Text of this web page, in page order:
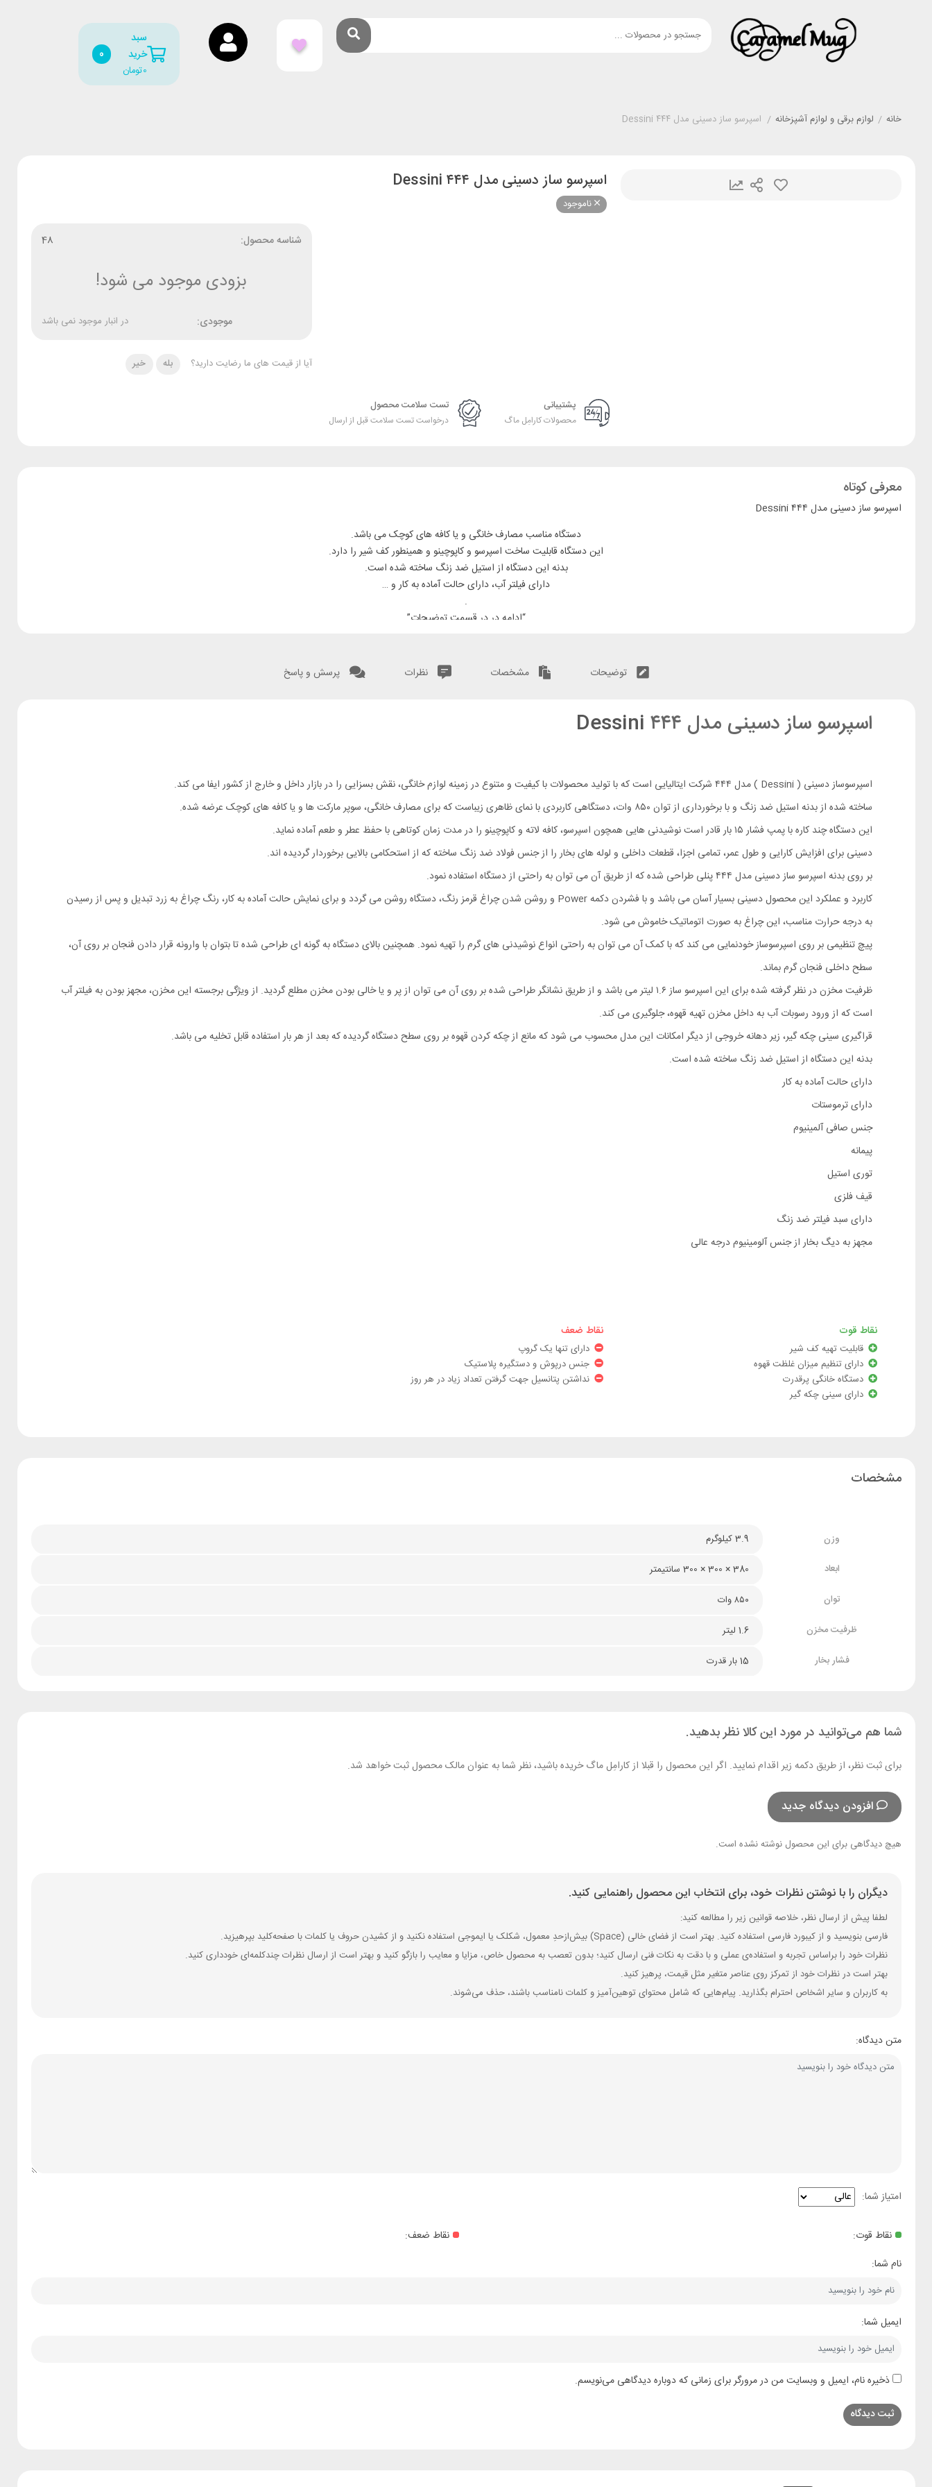
سبد
خرید
تومان0
0
خانه / لوازم برقی و لوازم آشپزخانه / اسپرسو ساز دسینی مدل ۴۴۴ Dessini
اسپرسو ساز دسینی مدل ۴۴۴ Dessini
ناموجود
شناسه محصول: 48
بزودی موجود می شود!
موجودی: در انبار موجود نمی باشد
آیا از قیمت های ما رضایت دارید؟ بله خیر
پشتیبانی
محصولات کارامِل ماگ
تست سلامت محصول
درخواست تست سلامت قبل از ارسال
معرفی کوتاه
اسپرسو ساز دسینی مدل ۴۴۴ Dessini
دستگاه مناسب مصارف خانگی و یا کافه های کوچک می باشد.
این دستگاه قابلیت ساخت اسپرسو و کاپوچینو و همینطور کف شیر را دارد.
بدنه این دستگاه از استیل ضد زنگ ساخته شده است.
دارای فیلتر آب، دارای حالت آماده به کار و …
.
“ادامه در در قسمت توضیحات”
توضیحات مشخصات نظرات پرسش و پاسخ
اسپرسو ساز دسینی مدل ۴۴۴
اسپرسوساز دسینی ( Dessini ) مدل ۴۴۴ شرکت ایتالیایی است که با تولید محصولات با کیفیت و متنوع در زمینه لوازم خانگی، نقش بسزایی را در بازار داخل و خارج از کشور ایفا می کند.
ساخته شده از بدنه استیل ضد زنگ و با برخورداری از توان ۸۵۰ وات، دستگاهی کاربردی با نمای ظاهری زیباست که برای مصارف خانگی، سوپر مارکت ها و یا کافه های کوچک عرضه شده.
این دستگاه چند کاره با پمپ فشار ۱۵ بار قادر است نوشیدنی هایی همچون اسپرسو، کافه لاته و کاپوچینو را در مدت زمان کوتاهی با حفظ عطر و طعم آماده نماید.
دسینی برای افزایش کارایی و طول عمر، تمامی اجزا، قطعات داخلی و لوله های بخار را از جنس فولاد ضد زنگ ساخته که از استحکامی بالایی برخوردار گردیده اند.
بر روی بدنه اسپرسو ساز دسینی مدل ۴۴۴ پنلی طراحی شده که از طریق آن می توان به راحتی از دستگاه استفاده نمود.
کاربرد و عملکرد این محصول دسینی بسیار آسان می باشد و با فشردن دکمه Power و روشن شدن چراغ قرمز رنگ، دستگاه روشن می گردد و برای نمایش حالت آماده به کار، رنگ چراغ به زرد تبدیل و پس از رسیدن
به درجه حرارت مناسب، این چراغ به صورت اتوماتیک خاموش می شود.
پیچ تنظیمی بر روی اسپرسوساز خودنمایی می کند که با کمک آن می توان به راحتی انواع نوشیدنی های گرم را تهیه نمود. همچنین بالای دستگاه به گونه ای طراحی شده تا بتوان با وارونه قرار دادن فنجان بر روی آن،
سطح داخلی فنجان گرم بماند.
ظرفیت مخزن در نظر گرفته شده برای این اسپرسو ساز ۱.۶ لیتر می باشد و از طریق نشانگر طراحی شده بر روی آن می توان از پر و یا خالی بودن مخزن مطلع گردید. از ویژگی برجسته این مخزن، مجهز بودن به فیلتر آب
است که از ورود رسوبات آب به داخل مخزن تهیه قهوه، جلوگیری می کند.
قراگیری سینی چکه گیر، زیر دهانه خروجی از دیگر امکانات این مدل محسوب می شود که مانع از چکه کردن قهوه بر روی سطح دستگاه گردیده که بعد از هر بار استفاده قابل تخلیه می باشد.
بدنه این دستگاه از استیل ضد زنگ ساخته شده است.
دارای حالت آماده به کار
دارای ترموستات
جنس صافی آلمینیوم
پیمانه
توری استیل
قیف فلزی
دارای سبد فیلتر ضد زنگ
مجهز به دیگ بخار از جنس آلومینیوم درجه عالی
نقاط قوت
قابليت تهیه کف شير
دارای تنظیم میزان غلظت قهوه
دستگاه خانگی پرقدرت
دارای سینی چکه گیر
نقاط ضعف
دارای تنها یک گروپ
جنس درپوش و دستگیره پلاستیک
نداشتن پتانسیل جهت گرفتن تعداد زیاد در هر روز
مشخصات
وزن
3.9 کیلوگرم
ابعاد
380 × 300 × 300 سانتیمتر
توان
۸۵۰ وات
ظرفیت مخزن
1.6 لیتر
فشار بخار
15 بار قدرت
شما هم می‌توانید در مورد این کالا نظر بدهید.
برای ثبت نظر، از طریق دکمه زیر اقدام نمایید. اگر این محصول را قبلا از کارامِل ماگ خریده باشید، نظر شما به عنوان مالک محصول ثبت خواهد شد.
افزودن دیدگاه جدید
هیچ دیدگاهی برای این محصول نوشته نشده است.
دیگران را با نوشتن نظرات خود، برای انتخاب این محصول راهنمایی کنید.
لطفا پیش از ارسال نظر، خلاصه قوانین زیر را مطالعه کنید:
فارسی بنویسید و از کیبورد فارسی استفاده کنید. بهتر است از فضای خالی (Space) بیش‌از‌حدِ معمول، شکلک یا ایموجی استفاده نکنید و از کشیدن حروف یا کلمات با صفحه‌کلید بپرهیزید.
نظرات خود را براساس تجربه و استفاده‌ی عملی و با دقت به نکات فنی ارسال کنید؛ بدون تعصب به محصول خاص، مزایا و معایب را بازگو کنید و بهتر است از ارسال نظرات چندکلمه‌‌ای خودداری کنید.
بهتر است در نظرات خود از تمرکز روی عناصر متغیر مثل قیمت، پرهیز کنید.
به کاربران و سایر اشخاص احترام بگذارید. پیام‌هایی که شامل محتوای توهین‌آمیز و کلمات نامناسب باشند، حذف می‌شوند.
متن دیدگاه:
امتیاز شما:
نقاط قوت:
نقاط ضعف:
نام شما:
ایمیل شما:
ذخیره نام، ایمیل و وبسایت من در مرورگر برای زمانی که دوباره دیدگاهی می‌نویسم.